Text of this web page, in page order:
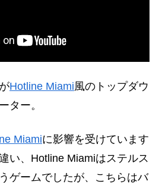
Hotline Miami風のトップダウ
ター。
Miamiに影響を受けています
い、Hotline Miamiはステルス
ゲームでしたが、こちらはバ